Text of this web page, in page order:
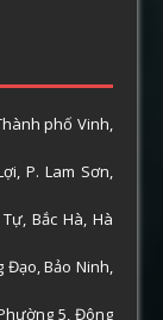
phố Vinh,
P. Lam Sơn,
Bắc Hà, Hà
Đạo, Bảo Ninh,
5, Đông